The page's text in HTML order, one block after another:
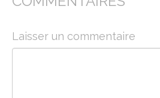
Laisser un commentaire